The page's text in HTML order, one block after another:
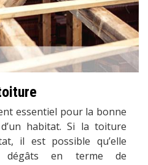
essentiel pour la bonne
habitat. Si la toiture
il est possible qu’elle
dégâts en terme de